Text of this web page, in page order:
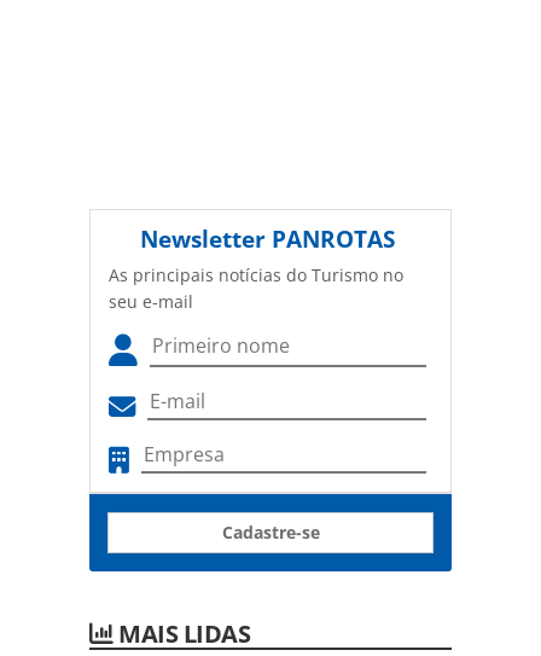
Newsletter PANROTAS
As principais notícias do Turismo no
seu e-mail
Cadastre-se
MAIS LIDAS